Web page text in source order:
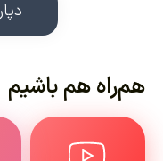
هم‌راه هم باشیم